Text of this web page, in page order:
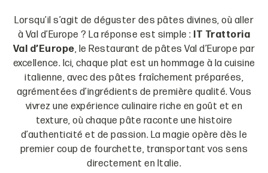
Lorsqu’il s’agit de déguster des pâtes divines, où aller
à Val d’Europe ? La réponse est simple : IT Trattoria
Val d’Europe, le Restaurant de pâtes Val d’Europe par
excellence. Ici, chaque plat est un hommage à la cuisine
italienne, avec des pâtes fraîchement préparées,
agrémentées d’ingrédients de première qualité. Vous
vivrez une expérience culinaire riche en goût et en
texture, où chaque pâte raconte une histoire
d’authenticité et de passion. La magie opère dès le
premier coup de fourchette, transportant vos sens
directement en Italie.